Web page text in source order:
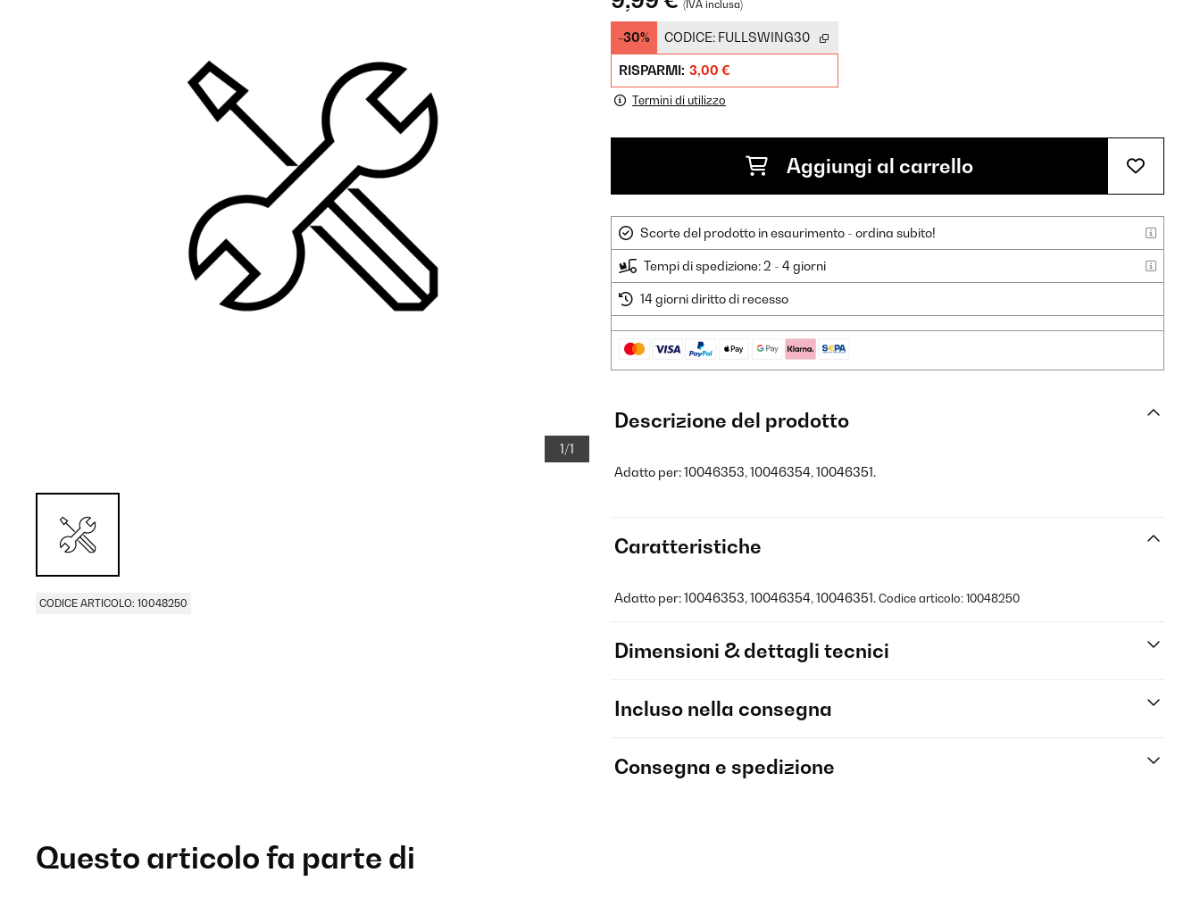
1/1
CODICE ARTICOLO: 10048250
(IVA inclusa)
-30% CODICE: FULLSWING30
RISPARMI: 3,00 €
Termini di utilizzo
Aggiungi al carrello
Scorte del prodotto in esaurimento - ordina subito!
Tempi di spedizione: 2 - 4 giorni
14 giorni diritto di recesso
Descrizione del prodotto
Adatto per: 10046353, 10046354, 10046351.
Caratteristiche
Adatto per: 10046353, 10046354, 10046351.Codice articolo: 10048250
Dimensioni & dettagli tecnici
Incluso nella consegna
Consegna e spedizione
Questo articolo fa parte di